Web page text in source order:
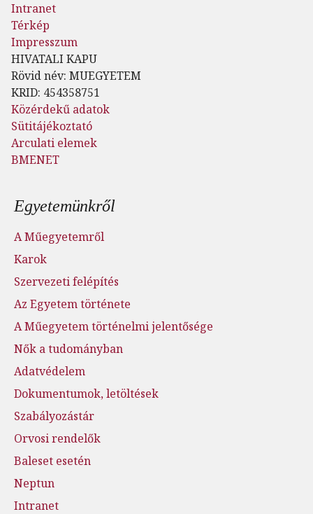
Intranet
Térkép
Impresszum
HIVATALI KAPU
Rövid név: MUEGYETEM
KRID: 454358751
Közérdekű adatok
Sütitájékoztató
Arculati elemek
BMENET
Lábléc menü
Egyetemünkről
A Műegyetemről
Karok
Szervezeti felépítés
Az Egyetem története
A Műegyetem történelmi jelentősége
Nők a tudományban
Adatvédelem
Dokumentumok, letöltések
Szabályozástár
Orvosi rendelők
Baleset esetén
Neptun
Intranet